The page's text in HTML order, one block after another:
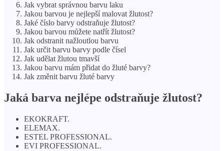
Jak vybrat správnou barvu laku
Jakou barvou je nejlepší malovat žlutost?
Jaké číslo barvy odstraňuje žlutost?
Jakou barvou můžete natřít žlutost?
Jak odstranit nažloutlou barvu
Jak určit barvu barvy podle čísel
Jak udělat žlutou tmavší
Jakou barvu mám přidat do žluté barvy?
Jak změnit barvu žluté barvy
Jaká barva nejlépe odstraňuje žlutost?
EKOKRAFT.
ELEMAX.
ESTEL PROFESSIONAL.
EVI PROFESSIONAL.